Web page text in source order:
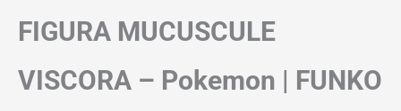
FIGURA MUCUSCULE
VISCORA – Pokemon | FUNKO